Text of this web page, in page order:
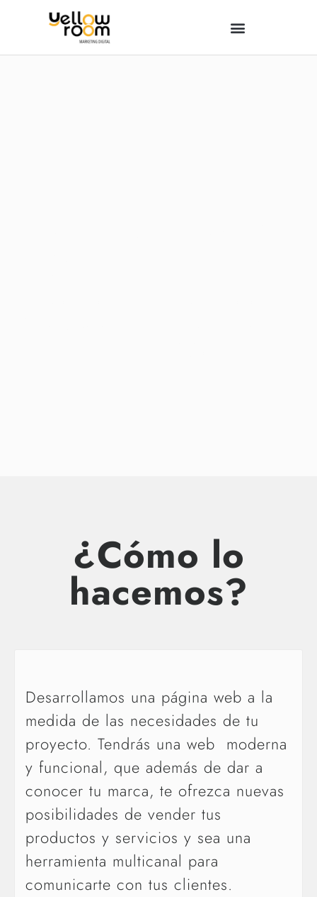
¿Cómo lo
hacemos?
Desarrollamos una página web a la
medida de las necesidades de tu
proyecto. Tendrás una web moderna
y funcional, que además de dar a
conocer tu marca, te ofrezca nuevas
posibilidades de vender tus
productos y servicios y sea una
herramienta multicanal para
comunicarte con tus clientes.